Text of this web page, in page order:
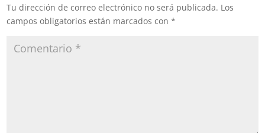
Tu dirección de correo electrónico no será publicada. Los
campos obligatorios están marcados con*